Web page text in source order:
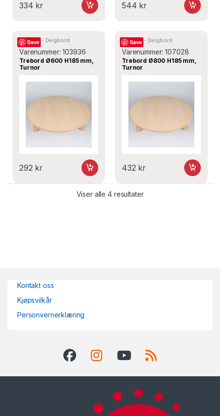
334 kr 544 kr
Save
Trebord - Deigbord
Varenummer:103936
Trebord Ø600 H185 mm,
Turnor
292 kr
Save
Trebord - Deigbord
Varenummer:107028
Trebord Ø800 H185 mm,
Turnor
432 kr
Viser alle 4 resultater
Kontakt oss
Kjøpsvilkår
Personvernerklæring